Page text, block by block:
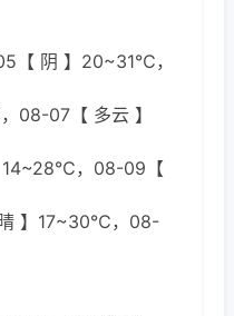
【 阴 】20~31℃，
08-07【 多云 】
，08-09【
】17~30℃，08-